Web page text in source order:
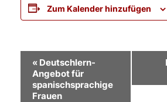
Zum Kalender hinzufügen
Veranstaltung-
Navigation
« Deutschlern-
Angebot für
spanischsprachige
Frauen